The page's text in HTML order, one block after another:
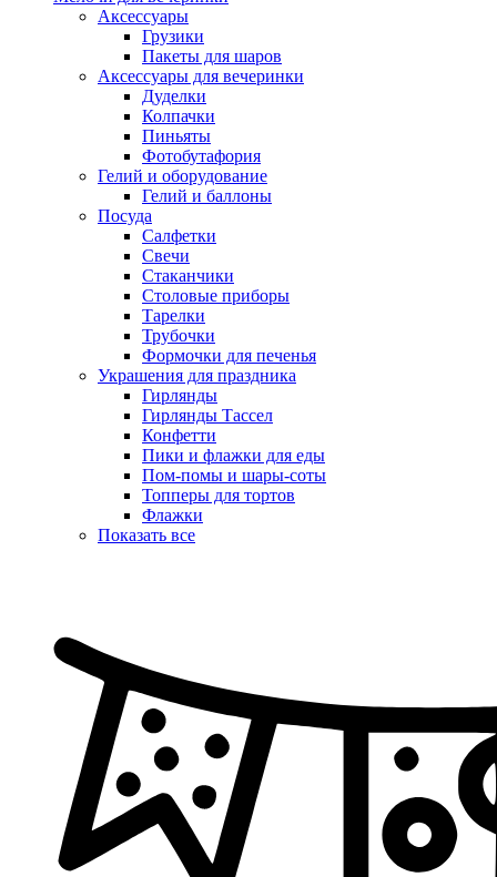
Аксессуары
Грузики
Пакеты для шаров
Аксессуары для вечеринки
Дуделки
Колпачки
Пиньяты
Фотобутафория
Гелий и оборудование
Гелий и баллоны
Посуда
Салфетки
Свечи
Стаканчики
Столовые приборы
Тарелки
Трубочки
Формочки для печенья
Украшения для праздника
Гирлянды
Гирлянды Тассел
Конфетти
Пики и флажки для еды
Пом-помы и шары-соты
Топперы для тортов
Флажки
Показать все